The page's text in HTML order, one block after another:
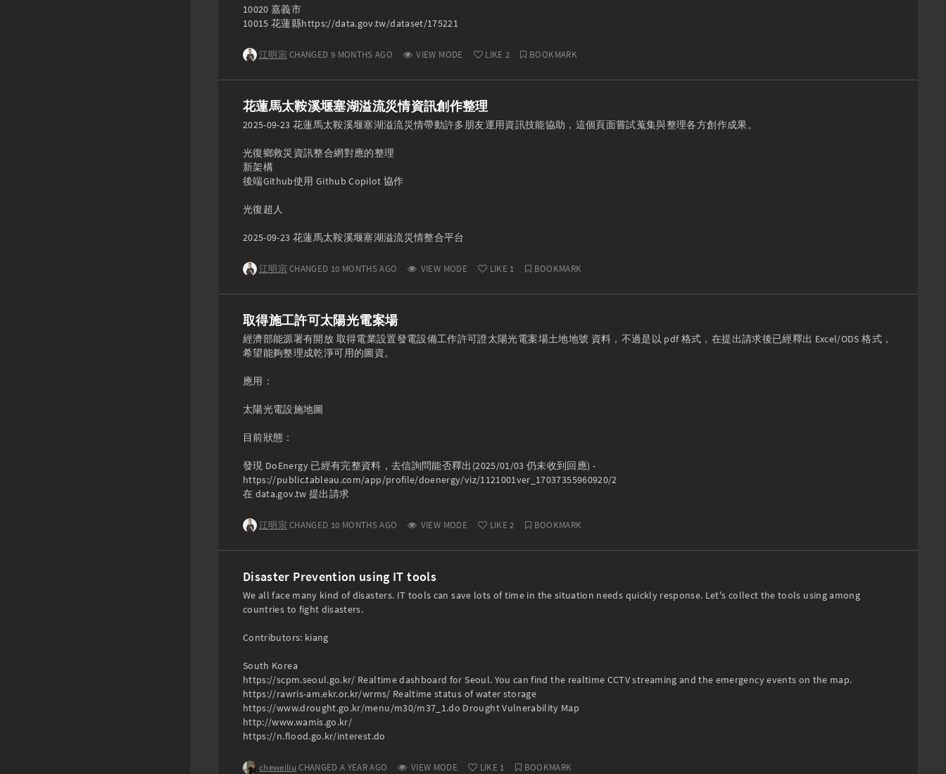
10020 嘉義市
10015 花蓮縣https://data.gov.tw/dataset/175221
江明宗 CHANGED 9 MONTHS AGO VIEW MODE LIKE 2 BOOKMARK
花蓮馬太鞍溪堰塞湖溢流災情資訊創作整理
2025-09-23 花蓮馬太鞍溪堰塞湖溢流災情帶動許多朋友運用資訊技能協助，這個頁面嘗試蒐集與整理各方創作成果。
光復鄉救災資訊整合網對應的整理
新架構
後端Github使用 Github Copilot 協作
光復超人
江明宗 CHANGED 10 MONTHS AGO VIEW MODE LIKE 1 BOOKMARK
取得施工許可太陽光電案場
經濟部能源署有開放 取得電業設置發電設備工作許可證太陽光電案場土地地號 資料，不過是以 pdf 格式，在提出請求後已經釋出 Excel/ODS 格式，
希望能夠整理成乾淨可用的圖資。
應用：
太陽光電設施地圖
目前狀態：
發現 DoEnergy 已經有完整資料，去信詢問能否釋出(2025/01/03 仍未收到回應) -
https://public.tableau.com/app/profile/doenergy/viz/1121001ver_17037355960920/2
在 data.gov.tw 提出請求
江明宗 CHANGED 10 MONTHS AGO VIEW MODE LIKE 2 BOOKMARK
Disaster Prevention using IT tools
We all face many kind of disasters. IT tools can save lots of time in the situation needs quickly response. Let's collect the tools using among
countries to fight disasters.
Contributors: kiang
South Korea
https://scpm.seoul.go.kr/ Realtime dashboard for Seoul. You can find the realtime CCTV streaming and the emergency events on the map.
https://rawris-am.ekr.or.kr/wrms/ Realtime status of water storage
https://www.drought.go.kr/menu/m30/m37_1.do Drought Vulnerability Map
http://www.wamis.go.kr/
https://n.flood.go.kr/interest.do
cheweiliu CHANGED A YEAR AGO VIEW MODE LIKE 1 BOOKMARK